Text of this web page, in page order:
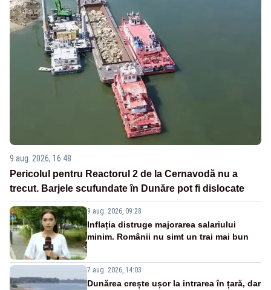
9 aug. 2026, 16:48
Pericolul pentru Reactorul 2 de la Cernavodă nu a
trecut. Barjele scufundate în Dunăre pot fi dislocate
9 aug. 2026, 09:28
Inflația distruge majorarea salariului
minim. Românii nu simt un trai mai bun
7 aug. 2026, 14:03
Dunărea crește ușor la intrarea în țară, dar